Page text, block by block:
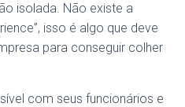
isolada. Não existe a
isso é algo que deve
para conseguir colher
com seus funcionários e